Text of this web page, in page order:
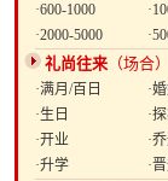
·600-1000
·2000-5000
礼尚往来 （场合）
·满月/百日
·
·生日
·
·开业
·
·升学
·